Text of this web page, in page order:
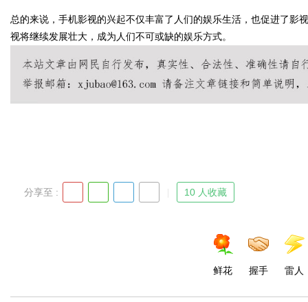
总的来说，手机影视的兴起不仅丰富了人们的娱乐生活，也促进了影
视将继续发展壮大，成为人们不可或缺的娱乐方式。
分享至 : 10 人收藏
鲜花 握手 雷人